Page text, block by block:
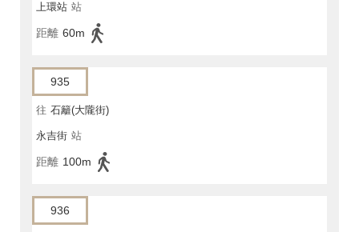
上環站 站
距離 60m
935
往 石籬(大隴街)
永吉街 站
距離 100m
936